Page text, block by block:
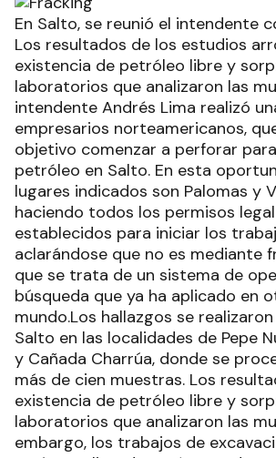
En Salto, se reunió el intendente
Los resultados de los estudios
existencia de petróleo libre y
laboratorios que analizaron las
intendente Andrés Lima realizó
empresarios norteamericanos,
objetivo comenzar a perforar
petróleo en Salto. En esta
lugares indicados son Palomas y
haciendo todos los permisos
establecidos para iniciar los
aclarándose que no es mediante
que se trata de un sistema de
búsqueda que ya ha aplicado en
mundo.Los hallazgos se
Salto en las localidades de Pepe
y Cañada Charrúa, donde se
más de cien muestras. Los
existencia de petróleo libre y
laboratorios que analizaron las
embargo, los trabajos de